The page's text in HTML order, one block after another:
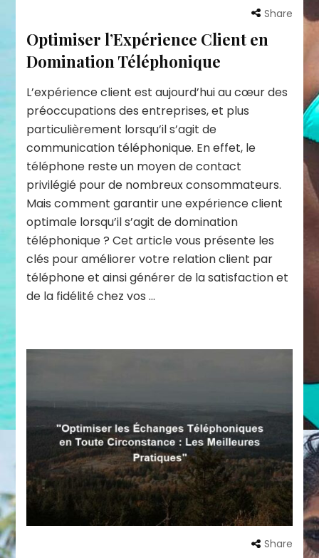
Share
Optimiser l’Expérience Client en
Domination Téléphonique
L’expérience client est aujourd’hui au cœur des
préoccupations des entreprises, et plus
particulièrement lorsqu’il s’agit de
communication téléphonique. En effet, le
téléphone reste un moyen de contact
privilégié pour de nombreux consommateurs.
Mais comment garantir une expérience client
optimale lorsqu’il s’agit de domination
téléphonique ? Cet article vous présente les
clés pour améliorer votre relation client par
téléphone et ainsi générer de la satisfaction et
de la fidélité chez vos …
Share